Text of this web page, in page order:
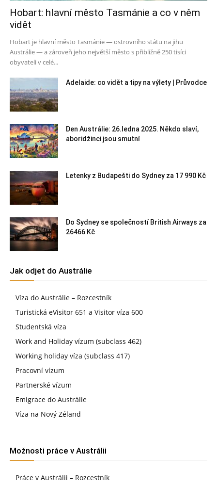
Hobart: hlavní město Tasmánie a co v něm
vidět
Hobart je hlavní město Tasmánie — ostrovního státu na jihu
Austrálie — a zároveň jeho největší město s přibližně 250 tisíci
obyvateli v celé...
Adelaide: co vidět a tipy na výlety | Průvodce
Den Austrálie: 26.ledna 2025. Někdo slaví,
aboridžinci jsou smutní
Letenky z Budapešti do Sydney za 17 990 Kč
Do Sydney se společností British Airways za
26466 Kč
Jak odjet do Austrálie
Víza do Austrálie – Rozcestník
Turistická eVisitor 651 a Visitor víza 600
Studentská víza
Work and Holiday vízum (subclass 462)
Working holiday víza (subclass 417)
Pracovní vízum
Partnerské vízum
Emigrace do Austrálie
Víza na Nový Zéland
Možnosti práce v Austrálii
Práce v Austrálii – Rozcestník